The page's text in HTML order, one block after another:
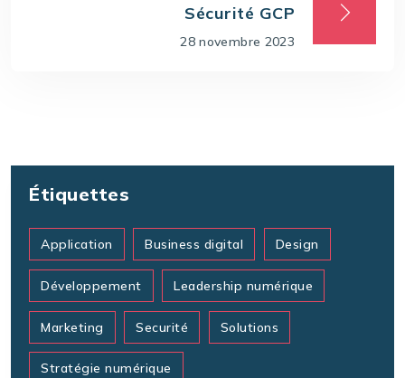
Sécurité GCP
28 novembre 2023
Étiquettes
Application Business digital Design
Développement Leadership numérique
Marketing Securité Solutions
Stratégie numérique